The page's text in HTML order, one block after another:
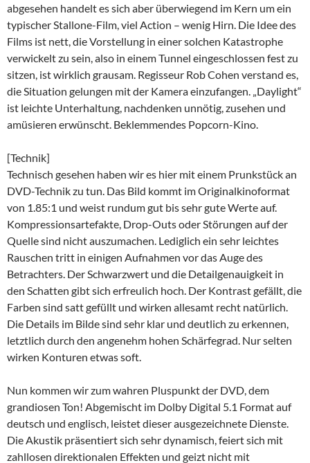
abgesehen handelt es sich aber überwiegend im Kern um ein
typischer Stallone-Film, viel Action – wenig Hirn. Die Idee des
Films ist nett, die Vorstellung in einer solchen Katastrophe
verwickelt zu sein, also in einem Tunnel eingeschlossen fest zu
sitzen, ist wirklich grausam. Regisseur Rob Cohen verstand es,
die Situation gelungen mit der Kamera einzufangen. „Daylight“
ist leichte Unterhaltung, nachdenken unnötig, zusehen und
amüsieren erwünscht. Beklemmendes Popcorn-Kino.
[Technik]
Technisch gesehen haben wir es hier mit einem Prunkstück an
DVD-Technik zu tun. Das Bild kommt im Originalkinoformat
von 1.85:1 und weist rundum gut bis sehr gute Werte auf.
Kompressionsartefakte, Drop-Outs oder Störungen auf der
Quelle sind nicht auszumachen. Lediglich ein sehr leichtes
Rauschen tritt in einigen Aufnahmen vor das Auge des
Betrachters. Der Schwarzwert und die Detailgenauigkeit in
den Schatten gibt sich erfreulich hoch. Der Kontrast gefällt, die
Farben sind satt gefüllt und wirken allesamt recht natürlich.
Die Details im Bilde sind sehr klar und deutlich zu erkennen,
letztlich durch den angenehm hohen Schärfegrad. Nur selten
wirken Konturen etwas soft.
Nun kommen wir zum wahren Pluspunkt der DVD, dem
grandiosen Ton! Abgemischt im Dolby Digital 5.1 Format auf
deutsch und englisch, leistet dieser ausgezeichnete Dienste.
Die Akustik präsentiert sich sehr dynamisch, feiert sich mit
zahllosen direktionalen Effekten und geizt nicht mit